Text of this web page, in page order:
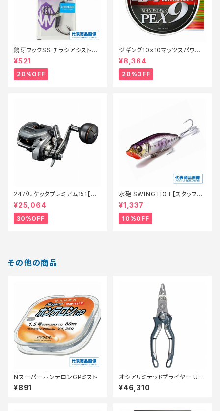
鏡牙フックSS チラシアシスト
【特価仕掛】【20】
¥521
20%OFF
ジギング10×10マッツスパワーP
PEX9 300m 2号【特価仕掛】
【20】
¥8,364
20%OFF
24バルケッタプレミアム151【特
価リール】【30】
¥25,064
30%OFF
水砲 SWING HOT【スタッフ永
徳夏のチニングオススメルアー】
¥1,337
10%OFF
その他の商品
NスーパーホンテロンGPミスト
¥891
オシアリミテッドプライヤー UD
-211Z オシアネイヒ゛ー
¥46,310